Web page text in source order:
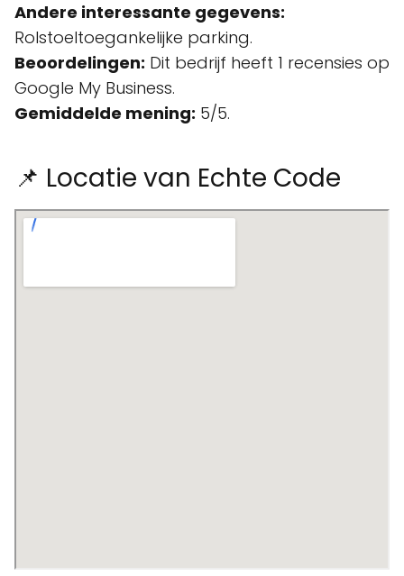
Andere interessante gegevens:
Rolstoeltoegankelijke parking.
Beoordelingen: Dit bedrijf heeft 1 recensies op
Google My Business.
Gemiddelde mening: 5/5.
📌 Locatie van Echte Code